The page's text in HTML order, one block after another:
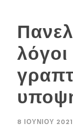
8 ΙΟΥΝΊΟΥ 2021